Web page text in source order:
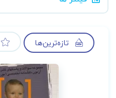
تازه‌ترین‌ها